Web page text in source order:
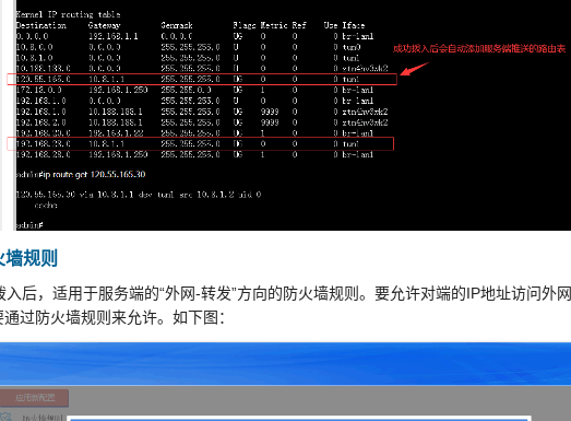
规则
后，适用于服务端的“外网-转发”方向的防火墙规则。要允许对端的IP地址访问外网
过防火墙规则来允许。如下图：